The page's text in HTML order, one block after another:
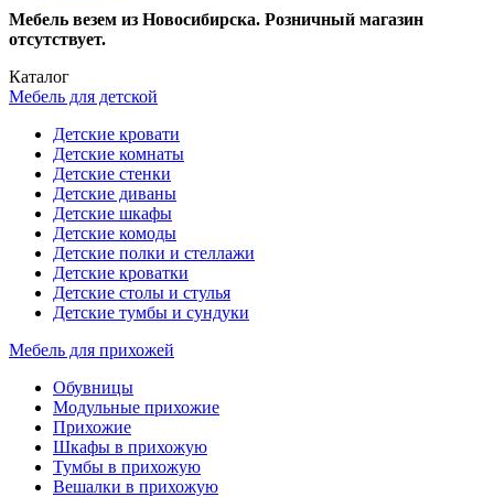
Мебель везем из Новосибирска. Розничный магазин
отсутствует.
Каталог
Мебель для детской
Детские кровати
Детские комнаты
Детские стенки
Детские диваны
Детские шкафы
Детские комоды
Детские полки и стеллажи
Детские кроватки
Детские столы и стулья
Детские тумбы и сундуки
Мебель для прихожей
Обувницы
Модульные прихожие
Прихожие
Шкафы в прихожую
Тумбы в прихожую
Вешалки в прихожую